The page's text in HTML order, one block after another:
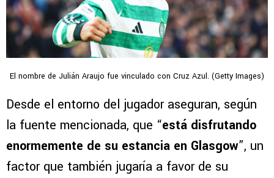
El nombre de Julián Araujo fue vinculado con Cruz Azul. (Getty Images)
Desde el entorno del jugador aseguran, según
la fuente mencionada, que “está disfrutando
enormemente de su estancia en Glasgow”, un
factor que también jugaría a favor de su